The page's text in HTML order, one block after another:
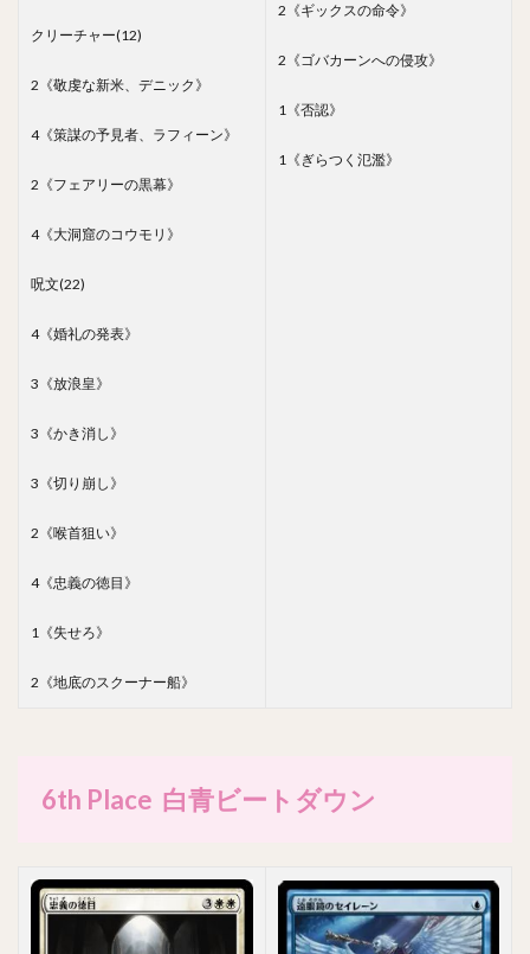
クリーチャー(12)
2《敬虔な新米、デニック》
4《策謀の予見者、ラフィーン》
2《フェアリーの黒幕》
4《大洞窟のコウモリ》
呪文(22)
4《婚礼の発表》
3《放浪皇》
3《かき消し》
3《切り崩し》
2《喉首狙い》
4《忠義の徳目》
1《失せろ》
2《地底のスクーナー船》
2《ギックスの命令》
2《ゴバカーンへの侵攻》
1《否認》
1《ぎらつく氾濫》
6th Place 白青ビートダウン